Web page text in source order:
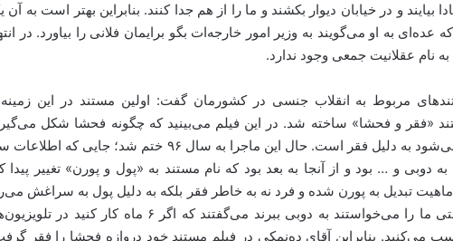
و در خیابان دیوار بکشند و ما را از هم جدا کنند. بنابراین بهتر است به آن
به او می‌گویند به وزیر امور خارجه‌ات بگو برایمان فلانی را بیاورد. در
نام عقلانیت جمعی وجود ندارد.
مربوط به انقلاب جنسی در کشورمان گفت: اولین مستند در این زمینه
«فقر و فحشا» ساخته شد. در این فیلم می‌بینید که چگونه فحشا شکل
مردم به آن نزدیک می‌شوند که البته گفته می‌شود به دلیل فقر است. حال این ماجرا به سال ۹۶ ختم شد؛ جایی که
دوبی و … بود و از آنجا به بعد بود که نام مستند به «پول و پورن» تغییر پیدا
تبدیل به پورن شده و فرد نه به خاطر فقر بلکه به دلیل پول به سراغش
یکی از اعضای همان گروه می‌گفت که وقتی ما را می‌خواستند به دوبی ببرند می‌گفتند که اگر ۶ ماه کار کنید
می‌کنید. بنابراین آقای ده‌نمکی در فیلم مستند خود دروازه فحشا را فقر